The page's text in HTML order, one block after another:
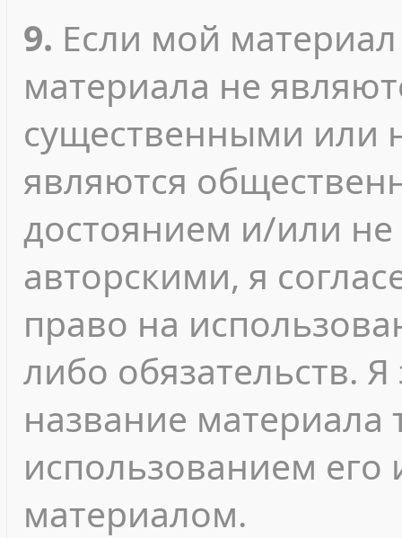
9. Если мой
материала не
существенными или
являются
достоянием и/или
авторскими, я
право на
либо обязательств.
название материала
использованием
материалом.